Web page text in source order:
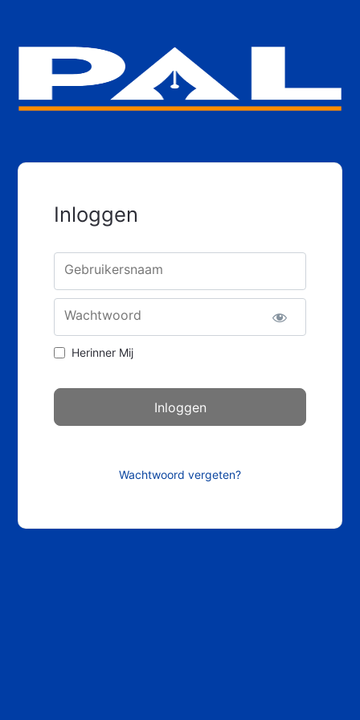
Inloggen
Gebruikersnaam
Wachtwoord
Herinner Mij
Wachtwoord vergeten?